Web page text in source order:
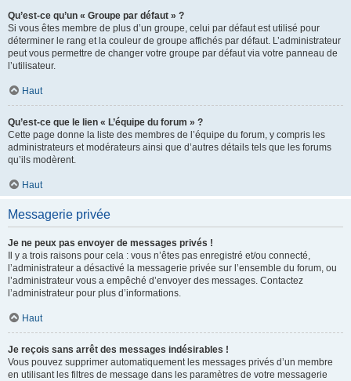
Qu’est-ce qu’un « Groupe par défaut » ?
Si vous êtes membre de plus d’un groupe, celui par défaut est utilisé pour
déterminer le rang et la couleur de groupe affichés par défaut. L’administrateur
peut vous permettre de changer votre groupe par défaut via votre panneau de
l’utilisateur.
Haut
Qu’est-ce que le lien « L’équipe du forum » ?
Cette page donne la liste des membres de l’équipe du forum, y compris les
administrateurs et modérateurs ainsi que d’autres détails tels que les forums
qu’ils modèrent.
Haut
Messagerie privée
Je ne peux pas envoyer de messages privés !
Il y a trois raisons pour cela : vous n’êtes pas enregistré et/ou connecté,
l’administrateur a désactivé la messagerie privée sur l’ensemble du forum, ou
l’administrateur vous a empêché d’envoyer des messages. Contactez
l’administrateur pour plus d’informations.
Haut
Je reçois sans arrêt des messages indésirables !
Vous pouvez supprimer automatiquement les messages privés d’un membre
en utilisant les filtres de message dans les paramètres de votre messagerie